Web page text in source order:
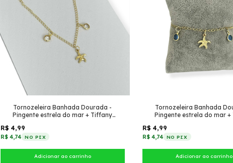
Tornozeleira Banhada Dourada -
Pingente estrela do mar + Tiffany
R$ 4,99
R$ 4,74 NO PIX
Tornozeleira Banhada
Pingente estrela do mar
R$ 4,99
R$ 4,74 NO PIX